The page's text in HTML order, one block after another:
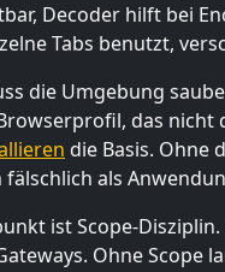
Decoder hilft bei
Tabs benutzt,
die Umgebung
das nicht
die Basis. Ohne
fälschlich als
ist Scope-
Ohne Scope